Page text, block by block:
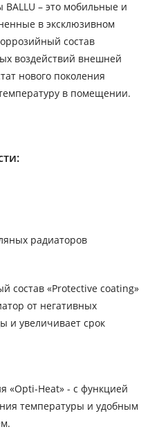
– это мобильные и
в эксклюзивном
состав
воздействий внешней
нового поколения
в помещении.
радиаторов
состав «Protective coating»
от негативных
и увеличивает срок
«Opti-Heat» - с функцией
температуры и удобным